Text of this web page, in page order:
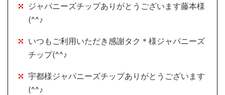
ジャパニーズチップありがとうございます藤本様
(^^♪
いつもご利用いただき感謝タク＊様ジャパニーズ
チップ(^^♪
宇都様ジャパニーズチップありがとうございます
(^^♪